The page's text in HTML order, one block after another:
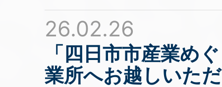
26.02.26
「四日市市産業め
業所へお越しいた